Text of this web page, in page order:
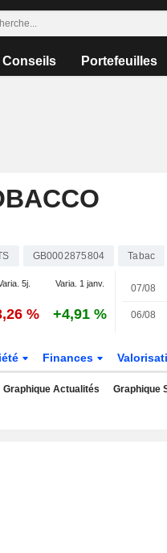
Conseils Portefeuilles
GB0002875804 Tabac
5j. Varia. 1 janv.
% +4,91 %
07/08
06/08
Finances
Graphique Actualités Graphique